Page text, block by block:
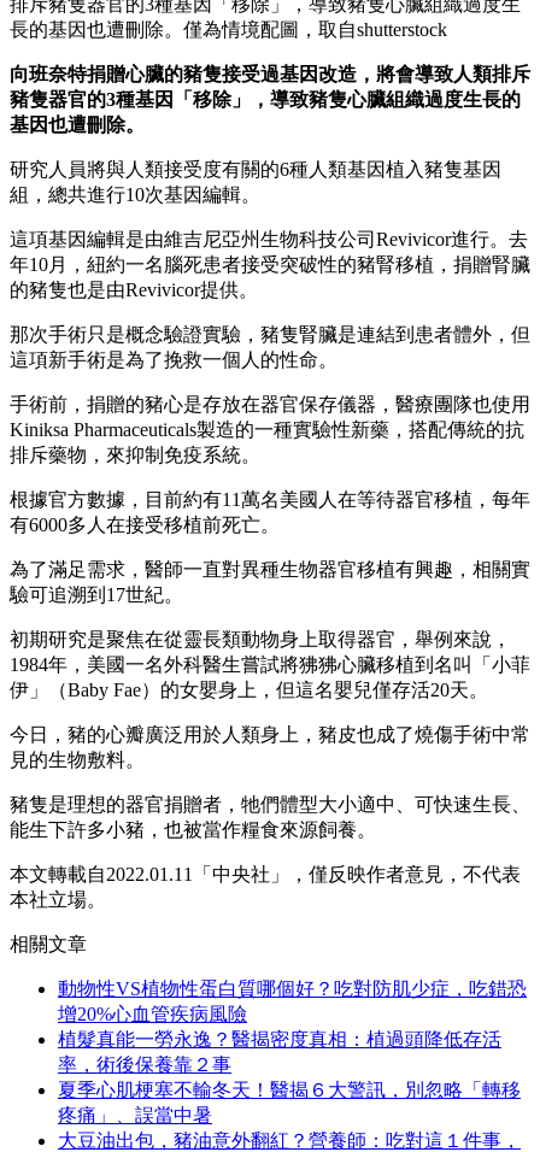
排斥豬隻器官的3種基因「移除」，導致豬隻心臟組織過度生
長的基因也遭刪除。僅為情境配圖，取自shutterstock
向班奈特捐贈心臟的豬隻接受過基因改造，將會導致人類排斥
豬隻器官的3種基因「移除」，導致豬隻心臟組織過度生長的
基因也遭刪除。
研究人員將與人類接受度有關的6種人類基因植入豬隻基因
組，總共進行10次基因編輯。
這項基因編輯是由維吉尼亞州生物科技公司Revivicor進行。去
年10月，紐約一名腦死患者接受突破性的豬腎移植，捐贈腎臟
的豬隻也是由Revivicor提供。
那次手術只是概念驗證實驗，豬隻腎臟是連結到患者體外，但
這項新手術是為了挽救一個人的性命。
手術前，捐贈的豬心是存放在器官保存儀器，醫療團隊也使用
Kiniksa Pharmaceuticals製造的一種實驗性新藥，搭配傳統的抗
排斥藥物，來抑制免疫系統。
根據官方數據，目前約有11萬名美國人在等待器官移植，每年
有6000多人在接受移植前死亡。
為了滿足需求，醫師一直對異種生物器官移植有興趣，相關實
驗可追溯到17世紀。
初期研究是聚焦在從靈長類動物身上取得器官，舉例來說，
1984年，美國一名外科醫生嘗試將狒狒心臟移植到名叫「小菲
伊」（Baby Fae）的女嬰身上，但這名嬰兒僅存活20天。
今日，豬的心瓣廣泛用於人類身上，豬皮也成了燒傷手術中常
見的生物敷料。
豬隻是理想的器官捐贈者，牠們體型大小適中、可快速生長、
能生下許多小豬，也被當作糧食來源飼養。
本文轉載自2022.01.11「中央社」，僅反映作者意見，不代表
本社立場。
相關文章
動物性VS植物性蛋白質哪個好？吃對防肌少症，吃錯恐
增20%心血管疾病風險
植髮真能一勞永逸？醫揭密度真相：植過頭降低存活
率，術後保養靠２事
夏季心肌梗塞不輸冬天！醫揭６大警訊，別忽略「轉移
疼痛」、誤當中暑
大豆油出包，豬油意外翻紅？營養師：吃對這１件事，